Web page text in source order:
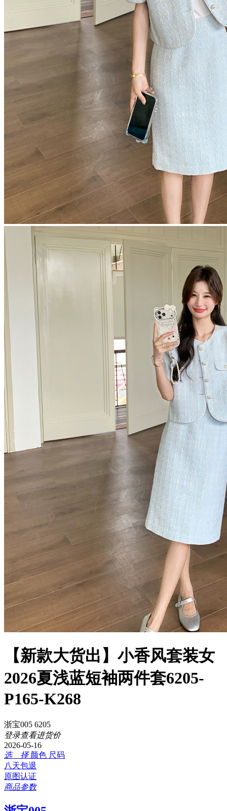
【新款大货出】小香风套装女
2026夏浅蓝短袖两件套6205-
P165-K268
浙宝005 6205
登录查看进货价
2026-05-16
选 择 颜色 尺码
八天包退
原图认证
商品参数